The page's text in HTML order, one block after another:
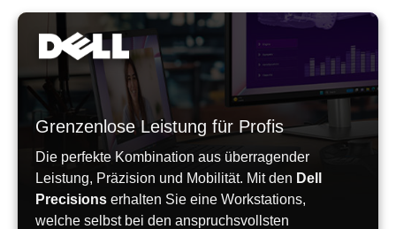
Grenzenlose Leistung für Profis
Die perfekte Kombination aus überragender
Leistung, Präzision und Mobilität. Mit den Dell
Precisions erhalten Sie eine Workstations,
welche selbst bei den anspruchsvollsten